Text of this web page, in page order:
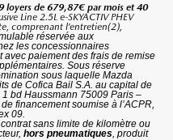
loyers de 679,87€ par mois et 40
Line 2.5L e-SKYACTIV PHEV
comprenant l’entretien(2),
réservée aux
les concessionnaires
avec paiement des frais de remise
Sous réserve
sous laquelle Mazda
de Cofica Bail S.A. au capital de
bd Haussmann 75009 Paris –
financement soumise à l’ACPR,
09.
sans limite de kilomètre ou
hors pneumatiques , produit